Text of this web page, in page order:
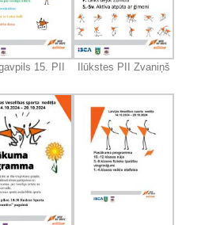
15. PII Ilūkstes PII Zvaniņš